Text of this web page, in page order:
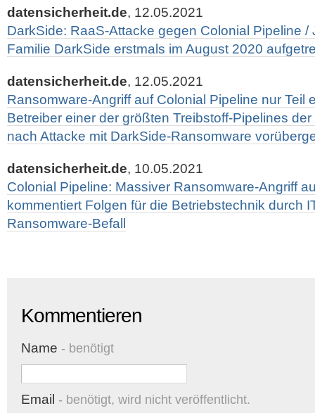
datensicherheit.de, 12.05.2021
DarkSide: RaaS-Attacke gegen Colonial Pipeline /
Familie DarkSide erstmals im August 2020
datensicherheit.de, 12.05.2021
Ransomware-Angriff auf Colonial Pipeline nur Teil
Betreiber einer der größten Treibstoff-Pipelines
nach Attacke mit DarkSide-Ransomware
datensicherheit.de, 10.05.2021
Colonial Pipeline: Massiver Ransomware-Angriff
kommentiert Folgen für die Betriebstechnik durch
Ransomware-Befall
Kommentieren
Name - benötigt
Email - benötigt, wird nicht veröffentlicht.